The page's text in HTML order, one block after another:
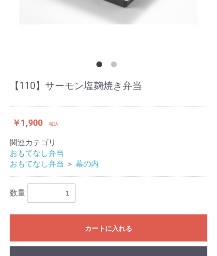
【110】サーモン塩麹焼き弁当
￥1,900 税込
関連カテゴリ
おもてなし弁当
おもてなし弁当 ＞ 幕の内
数量
カートに入れる